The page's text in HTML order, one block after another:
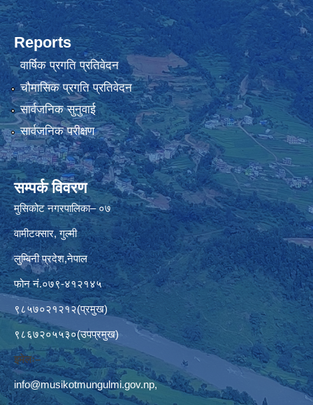
Reports
वार्षिक प्रगति प्रतिवेदन
चौमासिक प्रगति प्रतिवेदन
सार्वजनिक सुनुवाई
सार्वजनिक परीक्षण
सम्पर्क विवरण
मुसिकोट नगरपालिका– ०७
वामीटक्सार, गुल्मी
लुम्बिनी प्रदेश,नेपाल
फोन नं.०७९-४१२१४५
९८५७०२१२१२(प्रमुख)
९८६७२०५५३०(उपप्रमुख)
इमेलः–
info@musikotmungulmi.gov.np,